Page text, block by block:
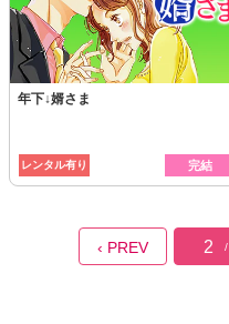
年下↓婿さま
レンタル有り 完結
‹ PREV 2 /